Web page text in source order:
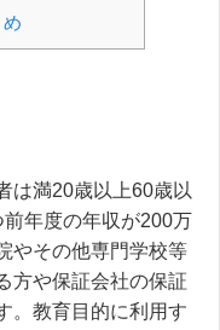
は満20歳以上60歳以
年度の年収が200万
やその他専門学校等
方や保証会社の保証
。教育目的に利用す